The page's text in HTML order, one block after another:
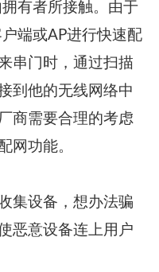
我们不要随便扫描
，“扫描二维码可免
良好理由。
连接网络相似，
有者所接触。由于
端或AP进行快速配
串门时，通过扫描
到他的无线网络中
商需要合理的考虑